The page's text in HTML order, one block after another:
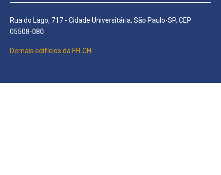
Rua do Lago, 717 - Cidade Universitária, São Paulo-SP, CEP
05508-080
Demais edifícios da FFLCH